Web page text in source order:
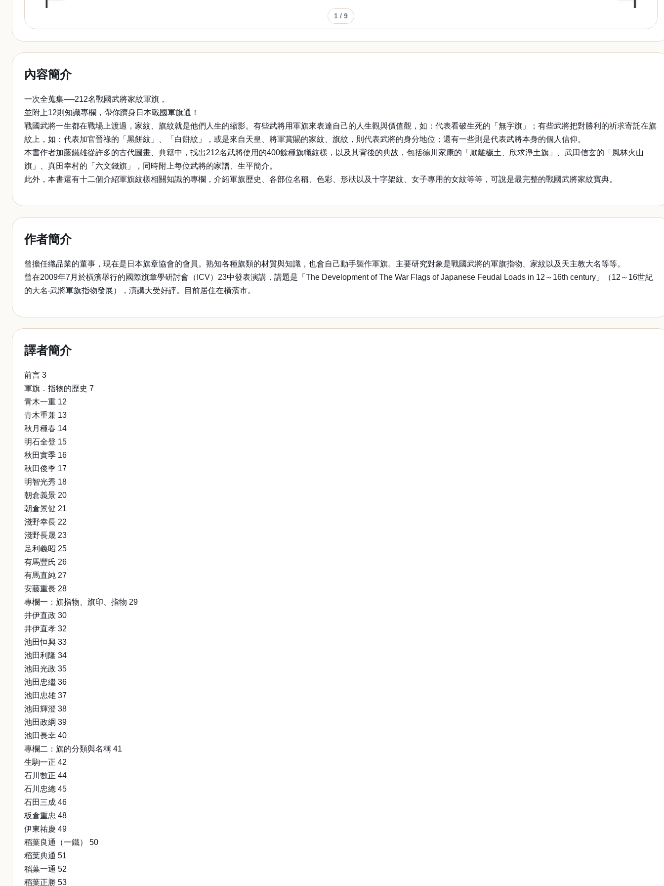
1 / 9
內容簡介
一次全蒐集──212名戰國武將家紋軍旗，
並附上12則知識專欄，帶你躋身日本戰國軍旗通！
戰國武將一生都在戰場上渡過，家紋、旗紋就是他們人生的縮影。有些武將用軍旗來表達自己的人生觀與價值觀，如：代表看破生死的「無字旗」；有些武將把對勝利的祈求寄託在旗
紋上，如：代表加官晉祿的「黑餅紋」、「白餅紋」，或是來自天皇、將軍賞賜的家紋、旗紋，則代表武將的身分地位；還有一些則是代表武將本身的個人信仰。
本書作者加藤鐵雄從許多的古代圖畫、典籍中，找出212名武將使用的400餘種旗幟紋樣，以及其背後的典故，包括德川家康的「厭離穢土、欣求淨土旗」、武田信玄的「風林火山
旗」、真田幸村的「六文錢旗」，同時附上每位武將的家譜、生平簡介。
此外，本書還有十二個介紹軍旗紋樣相關知識的專欄，介紹軍旗歷史、各部位名稱、色彩、形狀以及十字架紋、女子專用的女紋等等，可說是最完整的戰國武將家紋寶典。
作者簡介
曾擔任織品業的董事，現在是日本旗章協會的會員。熟知各種旗類的材質與知識，也會自己動手製作軍旗。主要研究對象是戰國武將的軍旗指物、家紋以及天主教大名等等。
曾在2009年7月於橫濱舉行的國際旗章學研討會（ICV）23中發表演講，講題是「The Development of The War Flags of Japanese Feudal Loads in 12～16th century」（12～16世紀
的大名‧武將軍旗指物發展），演講大受好評。目前居住在橫濱市。
譯者簡介
前言 3
軍旗．指物的歷史 7
青木一重 12
青木重兼 13
秋月種春 14
明石全登 15
秋田實季 16
秋田俊季 17
明智光秀 18
朝倉義景 20
朝倉景健 21
淺野幸長 22
淺野長晟 23
足利義昭 25
有馬豐氏 26
有馬直純 27
安藤重長 28
專欄一：旗指物、旗印、指物 29
井伊直政 30
井伊直孝 32
池田恒興 33
池田利隆 34
池田光政 35
池田忠繼 36
池田忠雄 37
池田輝澄 38
池田政綱 39
池田長幸 40
專欄二：旗的分類與名稱 41
生駒一正 42
石川數正 44
石川忠總 45
石田三成 46
板倉重忠 48
伊東祐慶 49
稻葉良通（一鐵） 50
稻葉典通 51
稻葉一通 52
稻葉正勝 53